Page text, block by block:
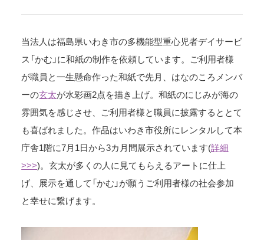
当法人は福島県いわき市の多機能型重心児者デイサービ
ス「かむ」に和紙の制作を依頼しています。ご利用者様
が職員と一生懸命作った和紙で先月、はなのころメンバ
ーの玄太が水彩画2点を描き上げ。和紙のにじみが海の
雰囲気を感じさせ、ご利用者様と職員に披露するととて
も喜ばれました。作品はいわき市役所にレンタルして本
庁舎1階に7月1日から3カ月間展示されています(詳細
>>>)。玄太が多くの人に見てもらえるアートに仕上
げ、展示を通して「かむ」が願うご利用者様の社会参加
と幸せに繋げます。